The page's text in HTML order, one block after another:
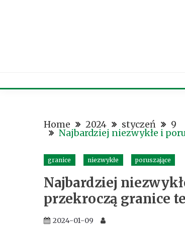
Home 2024 styczeń 9
Najbardziej niezwykłe i
granice niezwykłe poruszające
Najbardziej
przekroczą granice
2024-01-09